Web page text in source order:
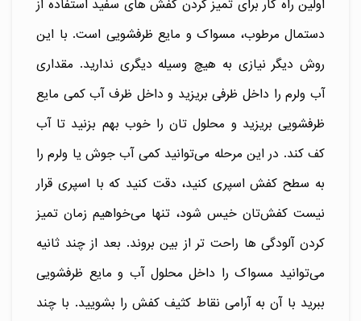
اولین راه کار برای تمیز کردن کفش های سفید استفاده از
دستمال مرطوب، مسواک و مایع ظرفشویی است. با این
روش دیگر نیازی به هیچ وسیله دیگری ندارید. مقداری
آب ولرم را داخل ظرفی بریزید و داخل ظرف آب کمی مایع
ظرفشویی بریزید و محلول تان را خوب بهم بزنید تا آب
کف کند. در این مرحله می‌توانید کمی آب جوش یا ولرم را
به سطح کفش اسپری کنید، دقت کنید که با اسپری قرار
نیست کفش‌تان خیس شود، تنها می‌خواهیم زمان تمیز
کردن آلودگی ها راحت تر از بین بروند. بعد از چند ثانیه
می‌توانید مسواک را داخل محلول آب و مایع ظرفشویی
ببرید با آن به آرامی نقاط کثیف کفش را بشویید. با چند